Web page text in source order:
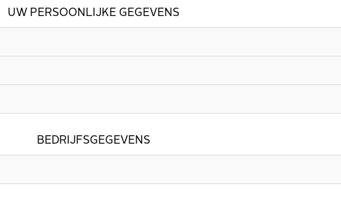
UW PERSOONLIJKE GEGEVENS
BEDRIJFSGEGEVENS